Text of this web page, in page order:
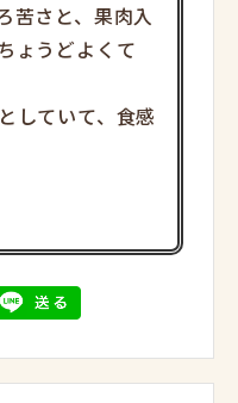
苦さと、果肉入
ょうどよくて
していて、食感